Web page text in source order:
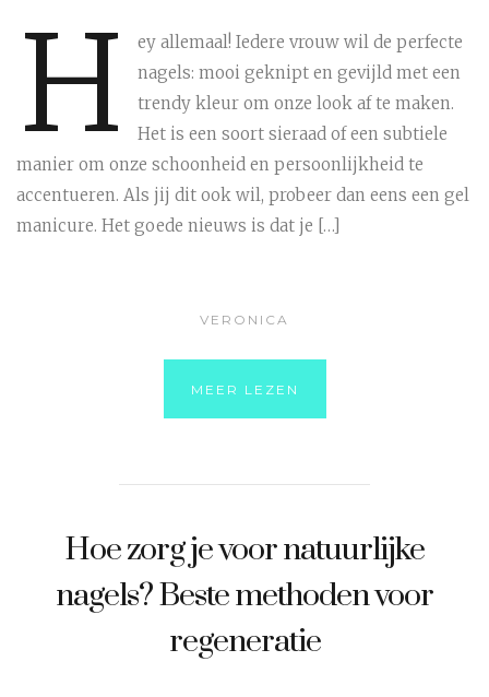
H
ey allemaal! Iedere vrouw wil de perfecte
nagels: mooi geknipt en gevijld met een
trendy kleur om onze look af te maken.
Het is een soort sieraad of een subtiele
manier om onze schoonheid en persoonlijkheid te
accentueren. Als jij dit ook wil, probeer dan eens een gel
manicure. Het goede nieuws is dat je […]
VERONICA
MEER LEZEN
Hoe zorg je voor natuurlijke
nagels? Beste methoden voor
regeneratie